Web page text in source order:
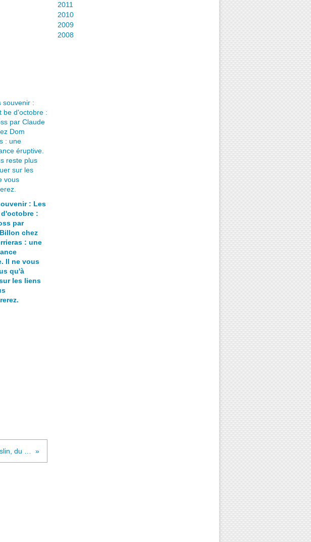
: Les
:
par
chez
: une
Il ne vous
qu'à
les liens
2011
2010
2009
2008